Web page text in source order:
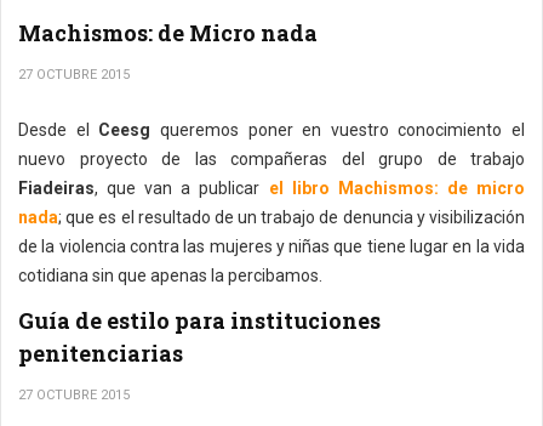
Machismos: de Micro nada
27 OCTUBRE 2015
Desde el Ceesg queremos poner en vuestro conocimiento el
nuevo proyecto de las compañeras del grupo de trabajo
Fiadeiras, que van a publicar el libro Machismos: de micro
nada; que es el resultado de un trabajo de denuncia y visibilización
de la violencia contra las mujeres y niñas que tiene lugar en la vida
cotidiana sin que apenas la percibamos.
Guía de estilo para instituciones
penitenciarias
27 OCTUBRE 2015